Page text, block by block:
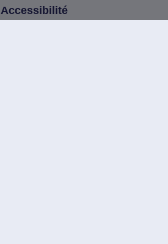
Accessibilité